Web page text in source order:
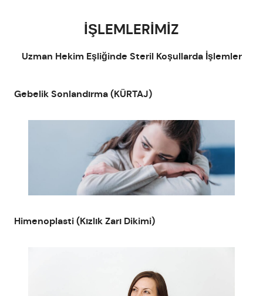
İŞLEMLERİMİZ
Uzman Hekim Eşliğinde Steril Koşullarda İşlemler
Gebelik Sonlandırma (KÜRTAJ)
Himenoplasti (Kızlık Zarı Dikimi)